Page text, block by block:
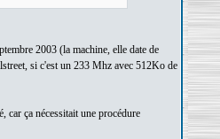
2003 (la machine, elle date de
si c'est un 233 Mhz avec 512Ko de
ça nécessitait une procédure